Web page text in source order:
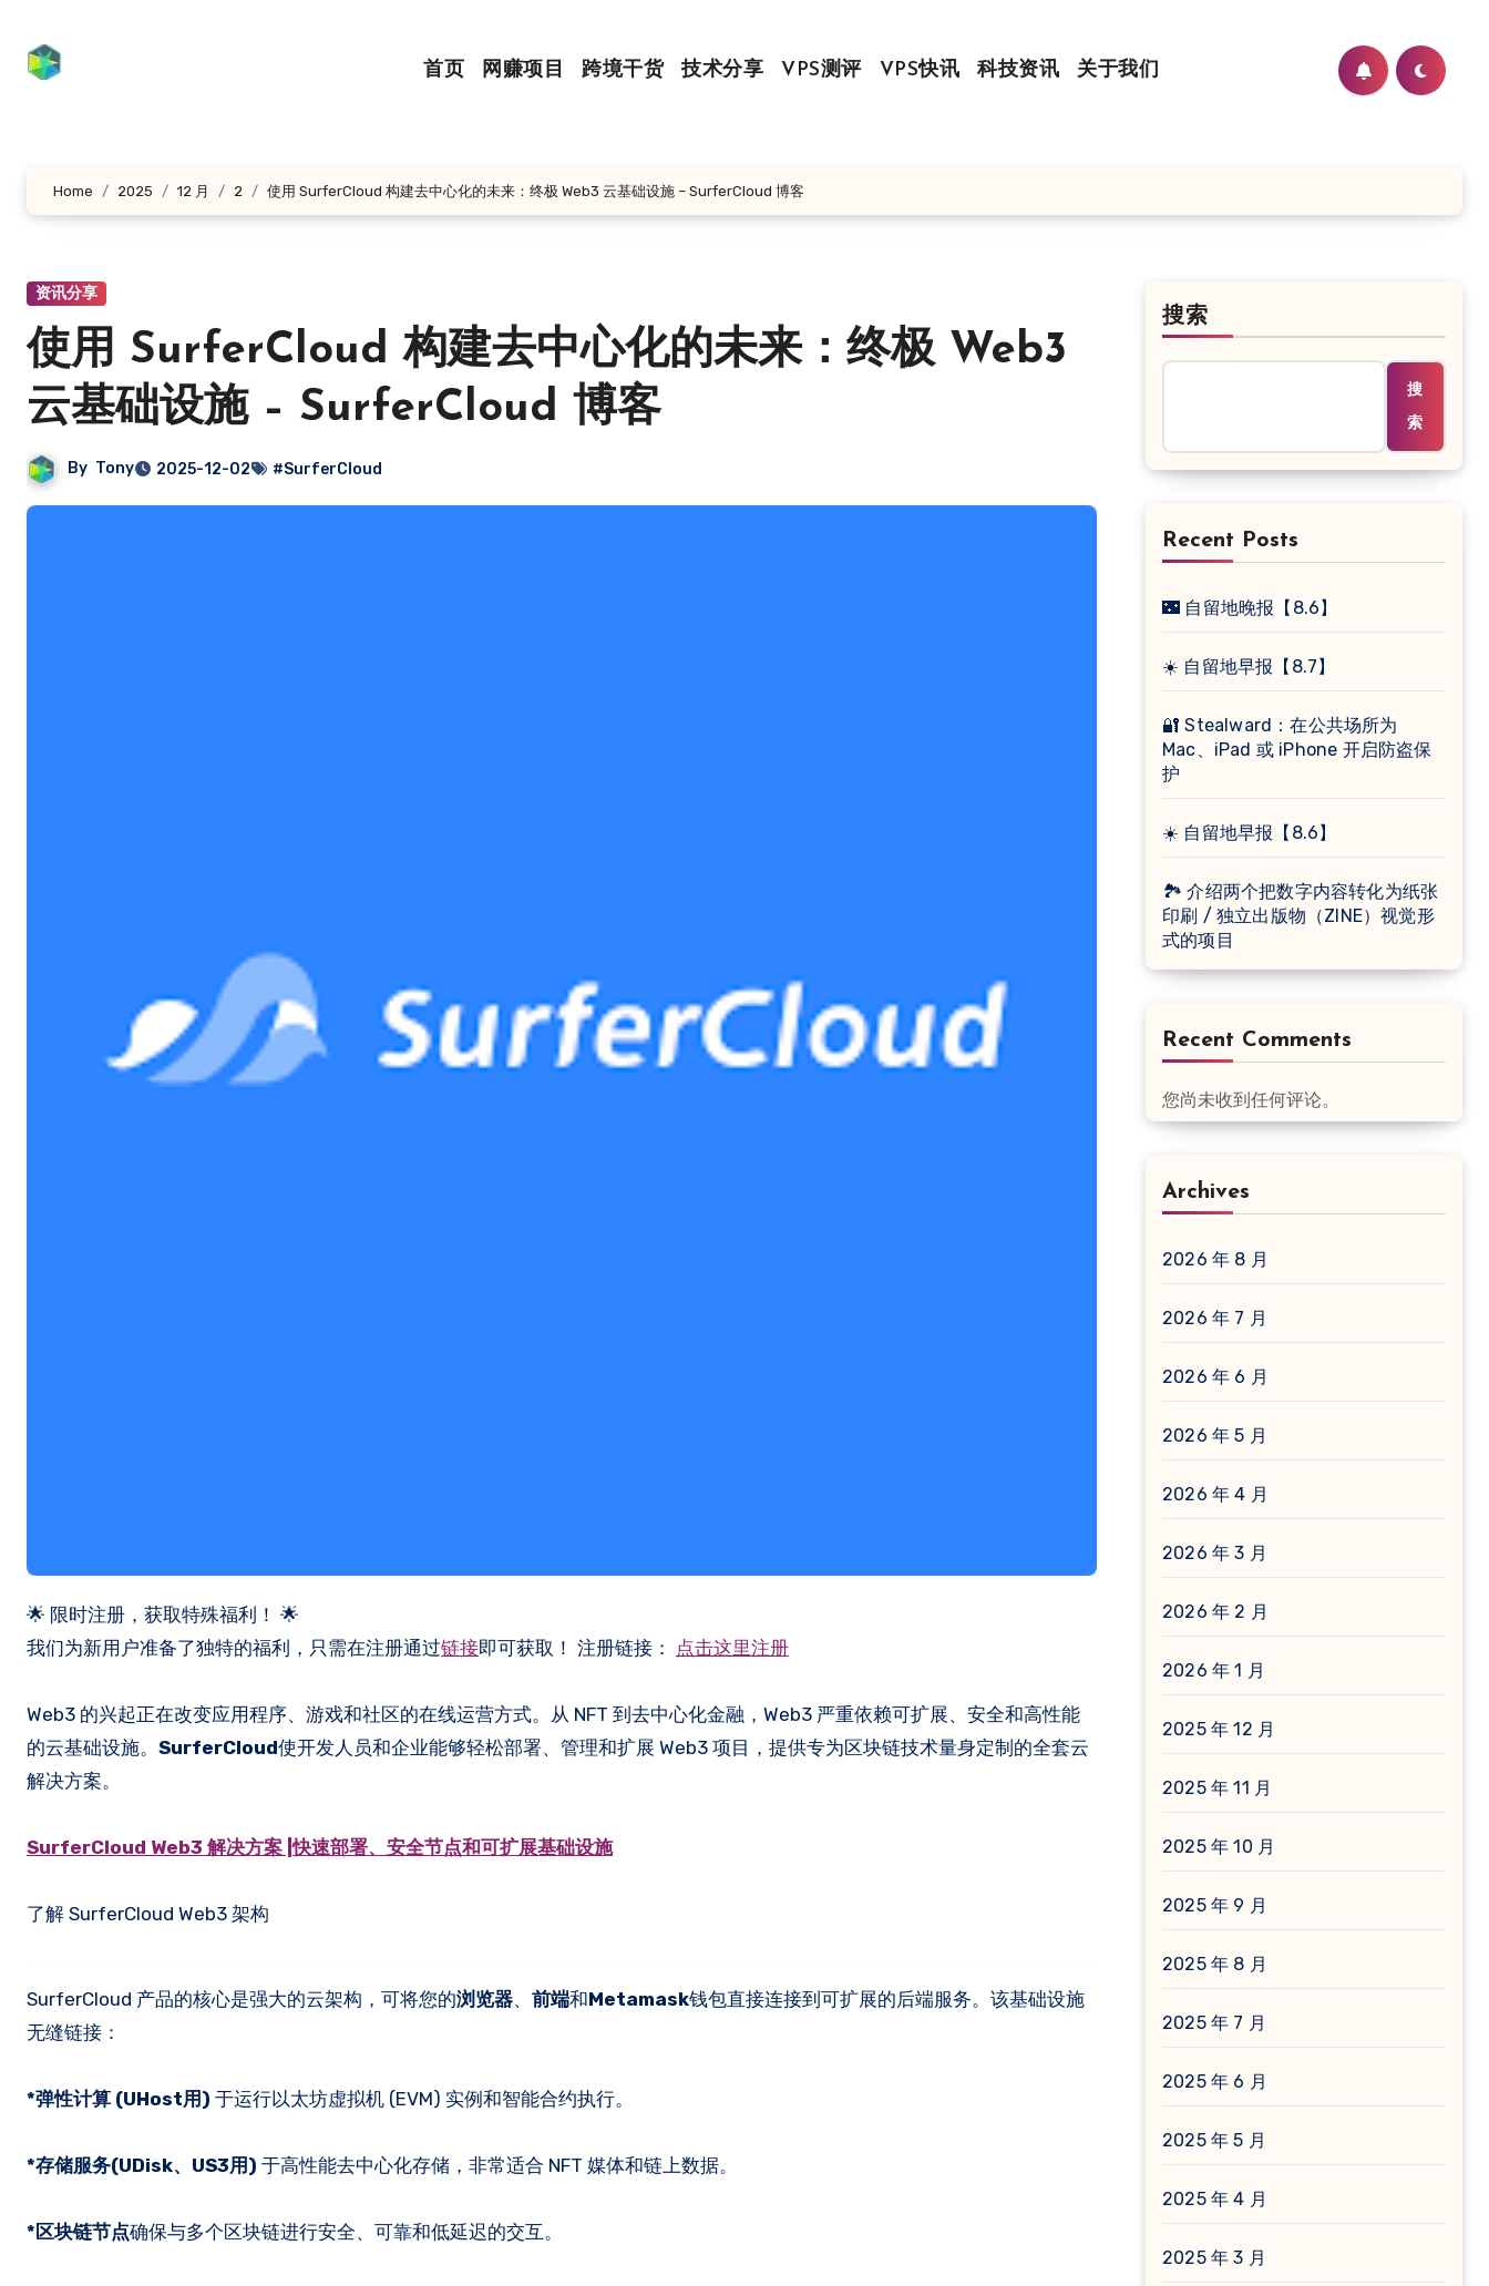
首页 网赚项目 跨境干货 技术分享 VPS测评 VPS快讯 科技资讯 关于我们
Home 2025 12 月 2 使用 SurferCloud 构建去中心化的未来：终极 Web3 云基础设施 – SurferCloud 博客
资讯分享
使用 SurferCloud 构建去中心化的未来：终极 Web3
云基础设施 – SurferCloud 博客
By Tony 2025-12-02 #SurferCloud
🌟 限时注册，获取特殊福利！ 🌟
我们为新用户准备了独特的福利，只需在注册通过链接即可获取！ 注册链接： 点击这里注册
Web3 的兴起正在改变应用程序、游戏和社区的在线运营方式。从 NFT 到去中心化金融，Web3 严重依赖可扩展、安全和高性能
的云基础设施。 SurferCloud使开发人员和企业能够轻松部署、管理和扩展 Web3 项目，提供专为区块链技术量身定制的全套云
解决方案。
SurferCloud Web3 解决方案 |快速部署、安全节点和可扩展基础设施
了解 SurferCloud Web3 架构
SurferCloud 产品的核心是强大的云架构，可将您的浏览器、 前端和Metamask钱包直接连接到可扩展的后端服务。该基础设施
无缝链接：
*弹性计算 (UHost用) 于运行以太坊虚拟机 (EVM) 实例和智能合约执行。
*存储服务(UDisk、US3用) 于高性能去中心化存储，非常适合 NFT 媒体和链上数据。
*区块链节点确保与多个区块链进行安全、可靠和低延迟的交互。
搜索
搜
索
Recent Posts
🌃 自留地晚报【8.6】
☀️ 自留地早报【8.7】
🔐 Stealward：在公共场所为
Mac、iPad 或 iPhone 开启防盗保
护
☀️ 自留地早报【8.6】
🏞 介绍两个把数字内容转化为纸张
印刷 / 独立出版物（ZINE）视觉形
式的项目
Recent Comments
您尚未收到任何评论。
Archives
2026 年 8 月
2026 年 7 月
2026 年 6 月
2026 年 5 月
2026 年 4 月
2026 年 3 月
2026 年 2 月
2026 年 1 月
2025 年 12 月
2025 年 11 月
2025 年 10 月
2025 年 9 月
2025 年 8 月
2025 年 7 月
2025 年 6 月
2025 年 5 月
2025 年 4 月
2025 年 3 月